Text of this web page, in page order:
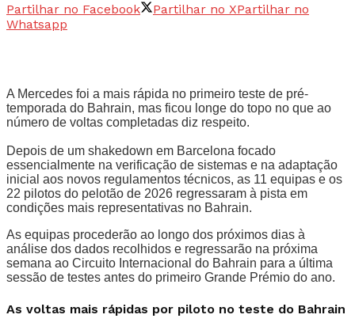
Partilhar no Facebook Partilhar no XPartilhar no
Whatsapp
A Mercedes foi a mais rápida no primeiro teste de pré-
temporada do Bahrain, mas ficou longe do topo no que ao
número de voltas completadas diz respeito.
Depois de um shakedown em Barcelona focado
essencialmente na verificação de sistemas e na adaptação
inicial aos novos regulamentos técnicos, as 11 equipas e os
22 pilotos do pelotão de 2026 regressaram à pista em
condições mais representativas no Bahrain.
As equipas procederão ao longo dos próximos dias à
análise dos dados recolhidos e regressarão na próxima
semana ao Circuito Internacional do Bahrain para a última
sessão de testes antes do primeiro Grande Prémio do ano.
As voltas mais rápidas por piloto no teste do Bahrain